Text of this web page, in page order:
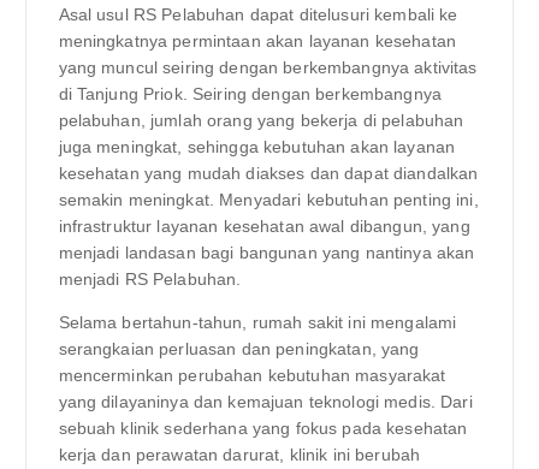
Asal usul RS Pelabuhan dapat ditelusuri kembali ke
meningkatnya permintaan akan layanan kesehatan
yang muncul seiring dengan berkembangnya aktivitas
di Tanjung Priok. Seiring dengan berkembangnya
pelabuhan, jumlah orang yang bekerja di pelabuhan
juga meningkat, sehingga kebutuhan akan layanan
kesehatan yang mudah diakses dan dapat diandalkan
semakin meningkat. Menyadari kebutuhan penting ini,
infrastruktur layanan kesehatan awal dibangun, yang
menjadi landasan bagi bangunan yang nantinya akan
menjadi RS Pelabuhan.
Selama bertahun-tahun, rumah sakit ini mengalami
serangkaian perluasan dan peningkatan, yang
mencerminkan perubahan kebutuhan masyarakat
yang dilayaninya dan kemajuan teknologi medis. Dari
sebuah klinik sederhana yang fokus pada kesehatan
kerja dan perawatan darurat, klinik ini berubah